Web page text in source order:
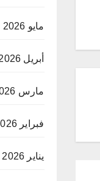
مايو 2026
أبريل 2026
مارس 2026
فبراير 2026
يناير 2026